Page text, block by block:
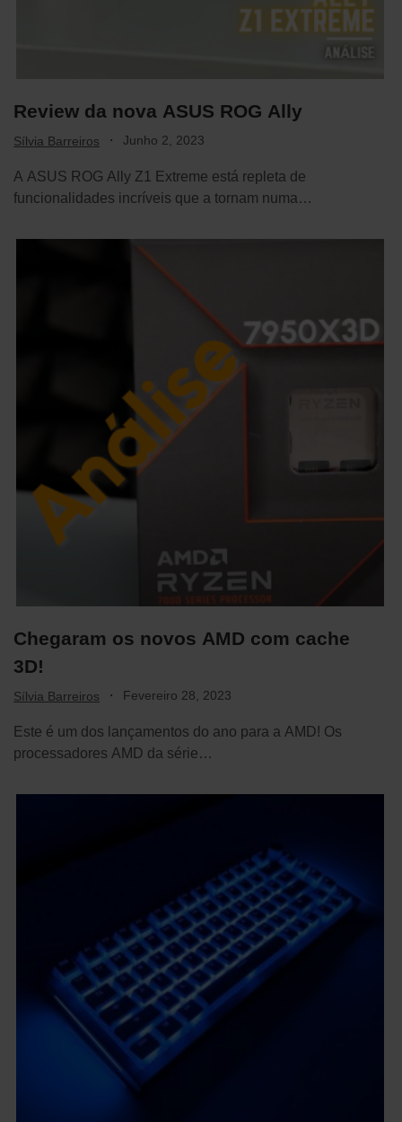
Review da nova ASUS ROG Ally
Sílvia Barreiros · Junho 2, 2023
A ASUS ROG Ally Z1 Extreme está repleta de
funcionalidades incríveis que a tornam numa…
Chegaram os novos AMD com cache
3D!
Sílvia Barreiros · Fevereiro 28, 2023
Este é um dos lançamentos do ano para a AMD! Os
processadores AMD da série…